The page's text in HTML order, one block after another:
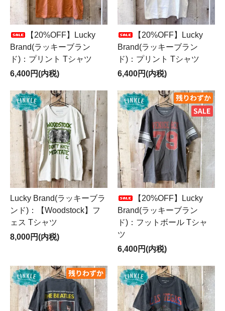
【20%OFF】Lucky
Brand(ラッキーブラン
ド)：プリント Tシャツ
6,400円(内税)
【20%OFF】Lucky
Brand(ラッキーブラン
ド)：プリント Tシャツ
6,400円(内税)
Lucky Brand(ラッキーブラ
ンド)：【Woodstock】フ
ェス Tシャツ
8,000円(内税)
【20%OFF】Lucky
Brand(ラッキーブラン
ド)：フットボール Tシャ
ツ
6,400円(内税)